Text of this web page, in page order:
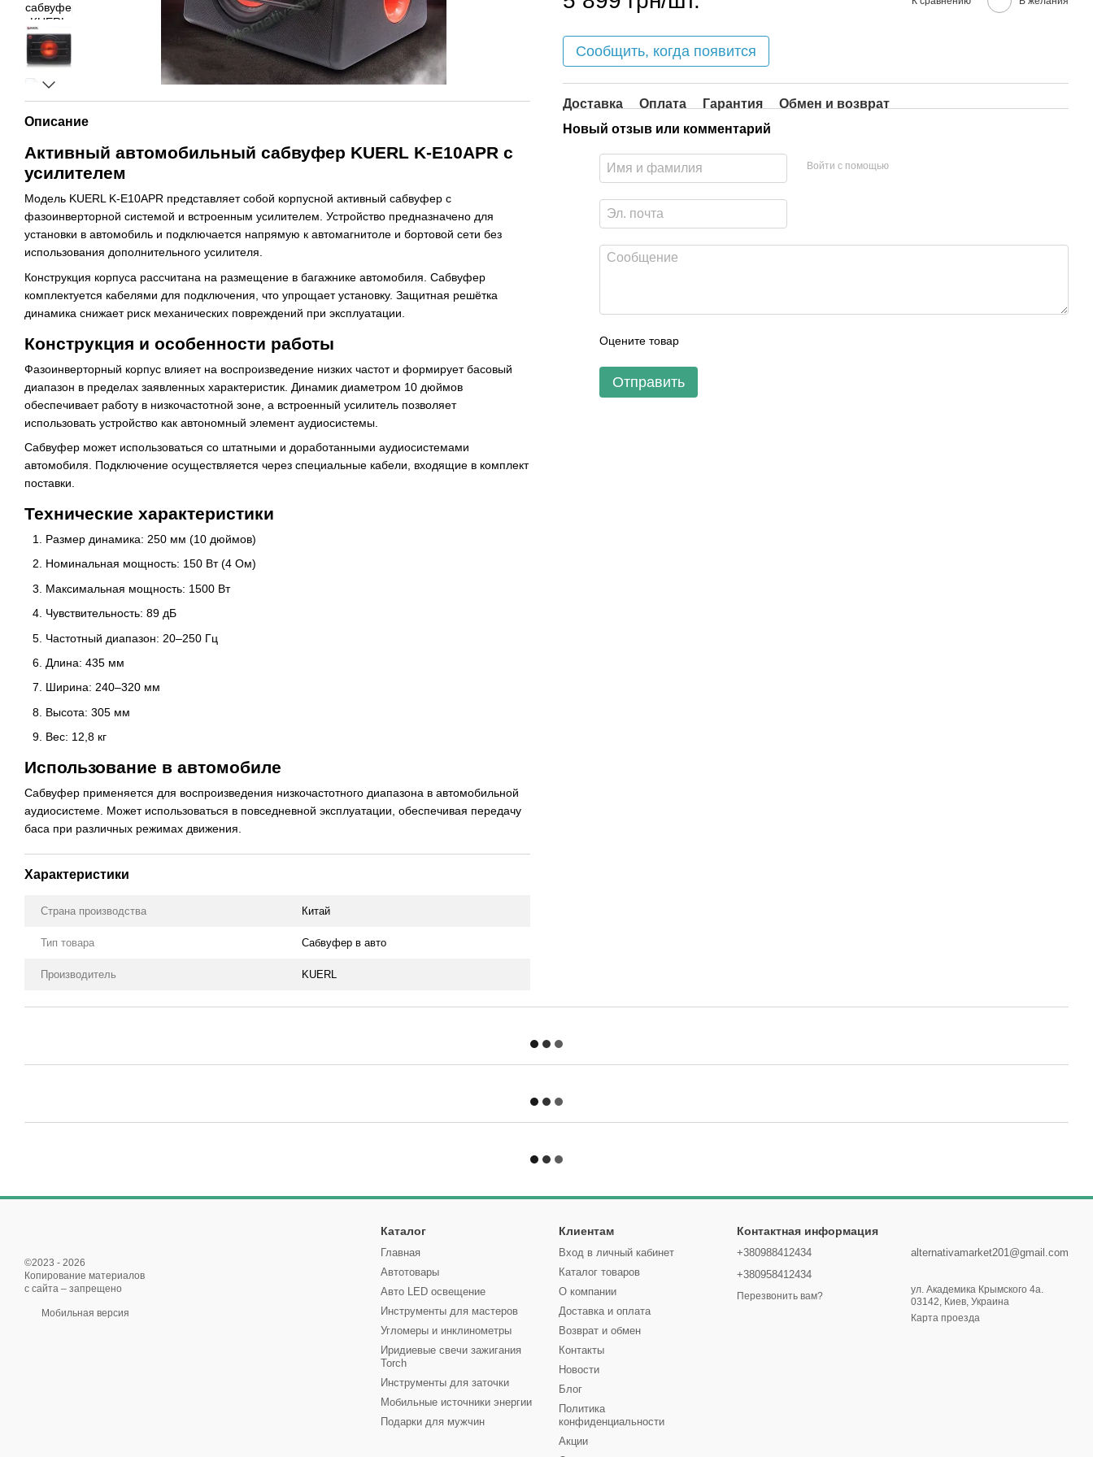
Описание
Активный автомобильный сабвуфер KUERL K-E10APR с
усилителем
Модель KUERL K-E10APR представляет собой корпусной активный сабвуфер с
фазоинверторной системой и встроенным усилителем. Устройство предназначено для
установки в автомобиль и подключается напрямую к автомагнитоле и бортовой сети без
использования дополнительного усилителя.
Конструкция корпуса рассчитана на размещение в багажнике автомобиля. Сабвуфер
комплектуется кабелями для подключения, что упрощает установку. Защитная решётка
динамика снижает риск механических повреждений при эксплуатации.
Конструкция и особенности работы
Фазоинверторный корпус влияет на воспроизведение низких частот и формирует басовый
диапазон в пределах заявленных характеристик. Динамик диаметром 10 дюймов
обеспечивает работу в низкочастотной зоне, а встроенный усилитель позволяет
использовать устройство как автономный элемент аудиосистемы.
Сабвуфер может использоваться со штатными и доработанными аудиосистемами
автомобиля. Подключение осуществляется через специальные кабели, входящие в комплект
поставки.
Технические характеристики
Размер динамика: 250 мм (10 дюймов)
Номинальная мощность: 150 Вт (4 Ом)
Максимальная мощность: 1500 Вт
Чувствительность: 89 дБ
Частотный диапазон: 20–250 Гц
Длина: 435 мм
Ширина: 240–320 мм
Высота: 305 мм
Вес: 12,8 кг
Использование в автомобиле
Сабвуфер применяется для воспроизведения низкочастотного диапазона в автомобильной
аудиосистеме. Может использоваться в повседневной эксплуатации, обеспечивая передачу
баса при различных режимах движения.
Характеристики
Страна производства Китай
Тип товара Сабвуфер в авто
Производитель KUERL
Сообщить, когда появится
Доставка Оплата Гарантия
Обмен и возврат
Новый отзыв или комментарий
Войти с помощью
Оцените товар
Отправить
©2023 - 2026
Копирование материалов
с сайта – запрещено
Мобильная версия
Каталог
Главная
Автотовары
Авто LED освещение
Инструменты для мастеров
Угломеры и инклинометры
Иридиевые свечи зажигания
Torch
Инструменты для заточки
Мобильные источники энергии
Подарки для мужчин
Клиентам
Вход в личный кабинет
Каталог товаров
О компании
Доставка и оплата
Возврат и обмен
Контакты
Новости
Блог
Политика
конфиденциальности
Акции
Контактная информация
+380988412434
+380958412434
Перезвонить вам?
alternativamarket201@gmail.com
ул. Академика Крымского 4а.
03142, Киев, Украина
Карта проезда